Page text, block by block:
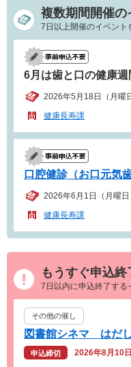
複数期間開催の
7日以上開催のイベント
6月は歯と口の健康週
2026年5月18日（月曜
健康長寿課
口腔健診（お口元気
2026年6月1日（月曜日
健康長寿課
もうすぐ申込終
7日以内に申込終了する
その他の催し
図書館シネマ はだ
申込締切 2026年8月10